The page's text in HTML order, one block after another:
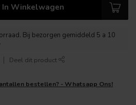
In Winkelwagen
Bij bezorgen gemiddeld 5 a 10
Deel dit product
bestellen? - Whatsapp Ons!